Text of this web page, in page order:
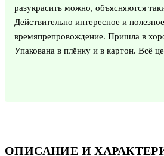
ОПИСАНИЕ И
разукрасить можно, объясняются
Действительно интересное и полезное
времяпрепровождение. Пришла в
Упакована в плёнку и в картон. Всё